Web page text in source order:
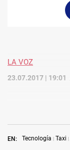
LA VOZ
23.07.2017 | 19:01
EN: Tecnología Taxi